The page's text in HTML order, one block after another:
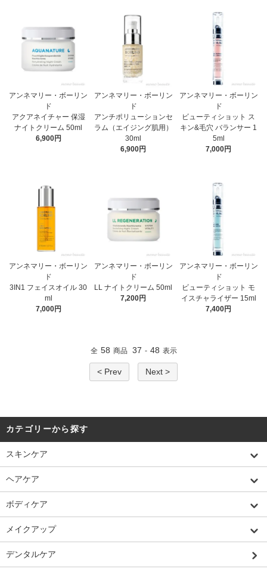
アンネマリー・ボーリン
ド
アクアネイチャー 保湿
ナイトクリーム 50ml
6,900円
アンネマリー・ボーリン
ド
アンチポリューションセ
ラム（エイジング肌用）
30ml
6,900円
アンネマリー・ボーリン
ド
ビューティショット ス
キン&毛穴 バランサー 1
5ml
7,000円
アンネマリー・ボーリン
ド
3IN1 フェイスオイル 30
ml
7,000円
アンネマリー・ボーリン
ド
LL ナイトクリーム 50ml
7,200円
アンネマリー・ボーリン
ド
ビューティショット モ
イスチャライザー 15ml
7,400円
全 58 商品 37 - 48 表示
< Prev Next >
カテゴリーから探す
スキンケア
ヘアケア
ボディケア
メイクアップ
デンタルケア